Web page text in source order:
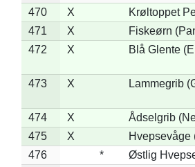
470
X
Krøltoppet
471
X
Fiskeørn
472
X Blå Glente
473 X Lammegrib
474 X
Ådselgrib
475
X
Hvepsevåge
476
*
Østlig